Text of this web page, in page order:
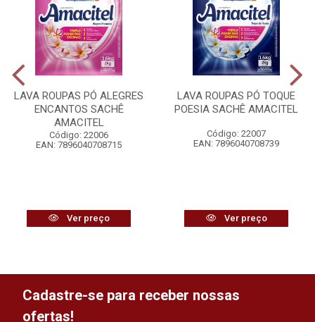
LAVA ROUPAS PÓ ALEGRES
ENCANTOS SACHÊ
AMACITEL
Código: 22006
EAN: 7896040708715
Ver preço
LAVA ROUPAS PÓ TOQUE
POESIA SACHÊ AMACITEL
Código: 22007
EAN: 7896040708739
Ver preço
Cadastre-se para receber nossas
ofertas!